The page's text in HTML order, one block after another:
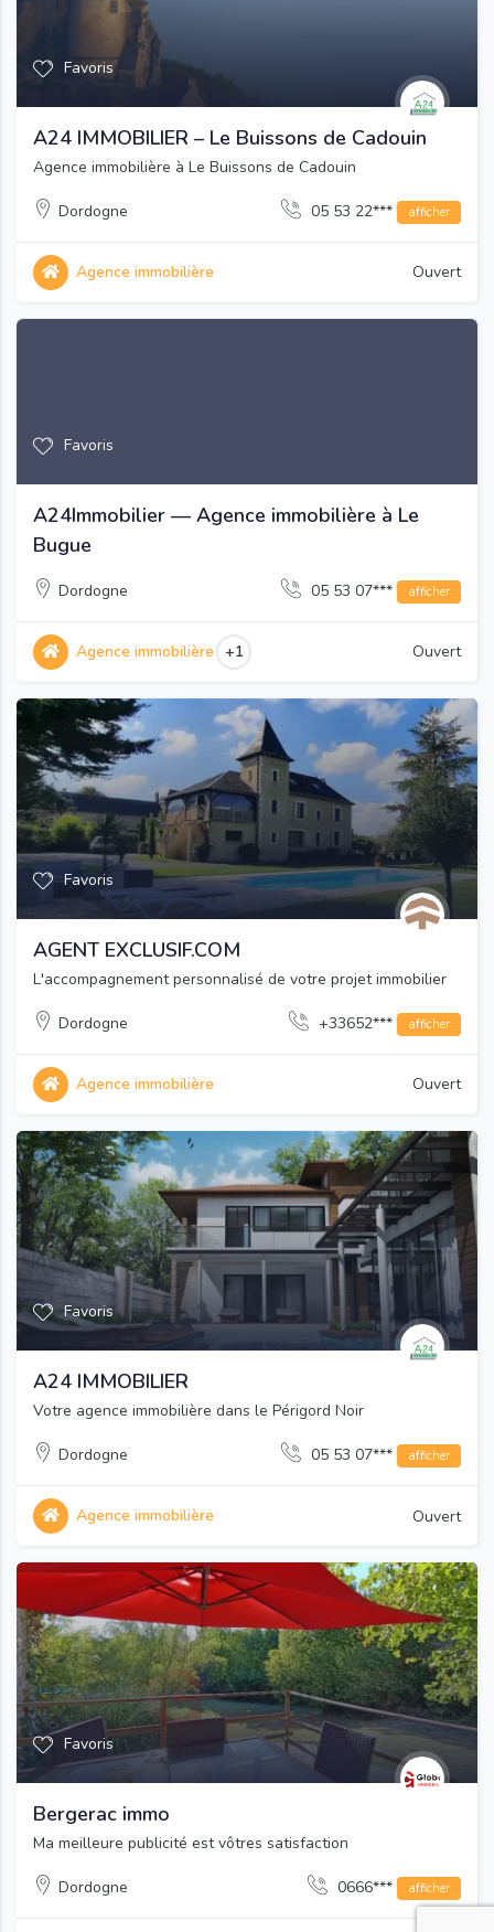
Favoris
A24 IMMOBILIER – Le Buissons de Cadouin
Agence immobilière à Le Buissons de Cadouin
Dordogne 05 53 22*** afficher
Agence immobilière Ouvert
Favoris
A24Immobilier — Agence immobilière à Le
Bugue
Dordogne 05 53 07*** afficher
Agence immobilière +1 Ouvert
Favoris
AGENT EXCLUSIF.COM
L'accompagnement personnalisé de votre projet immobilier
Dordogne +33652*** afficher
Agence immobilière Ouvert
Favoris
A24 IMMOBILIER
Votre agence immobilière dans le Périgord Noir
Dordogne 05 53 07*** afficher
Agence immobilière Ouvert
Favoris
Bergerac immo
Ma meilleure publicité est vôtres satisfaction
Dordogne 0666*** afficher